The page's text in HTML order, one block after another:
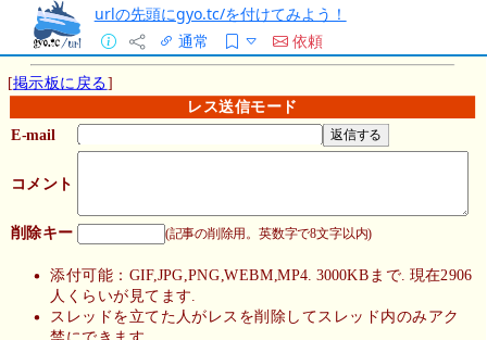
urlの先頭にgyo.tc/を付けてみよう！
通常
依頼